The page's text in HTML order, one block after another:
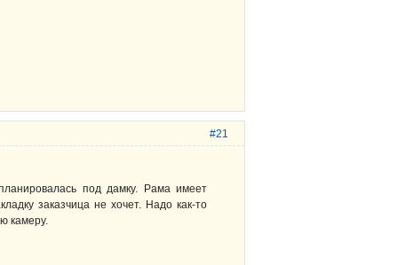
#21
под дамку. Рама имеет
заказчица не хочет. Надо как-то
камеру.